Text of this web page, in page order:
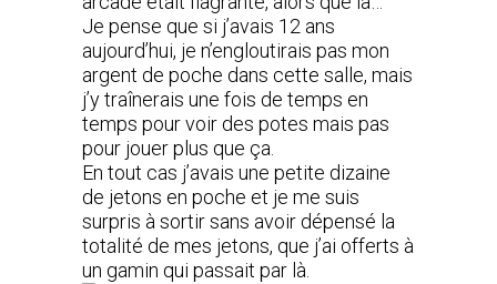
Je pense que si j’avais 12 ans
aujourd’hui, je n’engloutirais pas mon
argent de poche dans cette salle, mais
j’y traînerais une fois de temps en
temps pour voir des potes mais pas
pour jouer plus que ça.
En tout cas j’avais une petite dizaine
de jetons en poche et je me suis
surpris à sortir sans avoir dépensé la
totalité de mes jetons, que j’ai offerts à
un gamin qui passait par là.